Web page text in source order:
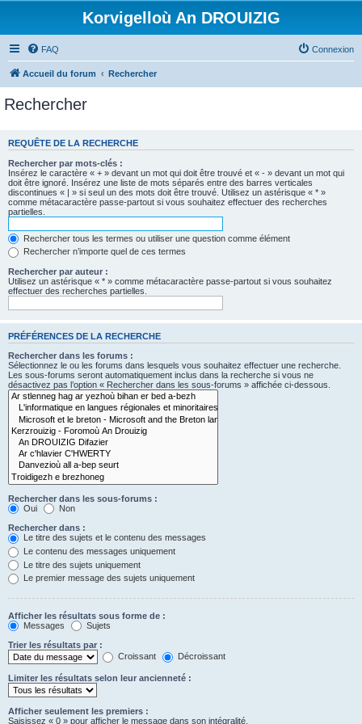
Korvigelloù An DROUIZIG
FAQ Connexion
Accueil du forum Rechercher
Rechercher
REQUÊTE DE LA RECHERCHE
Rechercher par mots-clés :
Insérez le caractère « + » devant un mot qui doit être trouvé et « - » devant un mot qui
doit être ignoré. Insérez une liste de mots séparés entre des barres verticales
discontinues « | » si seul un des mots doit être trouvé. Utilisez un astérisque « * »
comme métacaractère passe-partout si vous souhaitez effectuer des recherches
partielles.
Rechercher tous les termes ou utiliser une question comme élément
Rechercher n’importe quel de ces termes
Rechercher par auteur :
Utilisez un astérisque « * » comme métacaractère passe-partout si vous souhaitez
effectuer des recherches partielles.
PRÉFÉRENCES DE LA RECHERCHE
Rechercher dans les forums :
Sélectionnez le ou les forums dans lesquels vous souhaitez effectuer une recherche.
Les sous-forums seront automatiquement inclus dans la recherche si vous ne
désactivez pas l’option « Rechercher dans les sous-forums » affichée ci-dessous.
Rechercher dans les sous-forums :
Oui
Non
Rechercher dans :
Le titre des sujets et le contenu des messages
Le contenu des messages uniquement
Le titre des sujets uniquement
Le premier message des sujets uniquement
Afficher les résultats sous forme de :
Messages
Sujets
Trier les résultats par :
Croissant
Décroissant
Limiter les résultats selon leur ancienneté :
Afficher seulement les premiers :
Saisissez « 0 » pour afficher le message dans son intégralité.